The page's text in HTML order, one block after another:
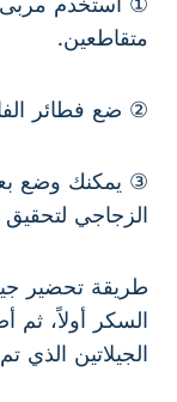
متقاطعين.
② ضع فطائر
③ يمكنك وضع
الزجاجي
طريقة تحضير
السكر أولاً، ثم
الجيلاتين الذي